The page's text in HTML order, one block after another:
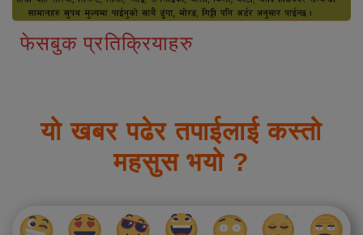
फेसबुक प्रतिक्रियाहरु
यो खबर पढेर तपाईलाई कस्तो
महसुस भयो ?